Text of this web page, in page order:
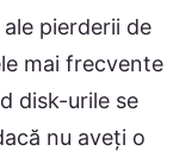
pierderii de
mai frecvente
disk-urile se
nu aveți o